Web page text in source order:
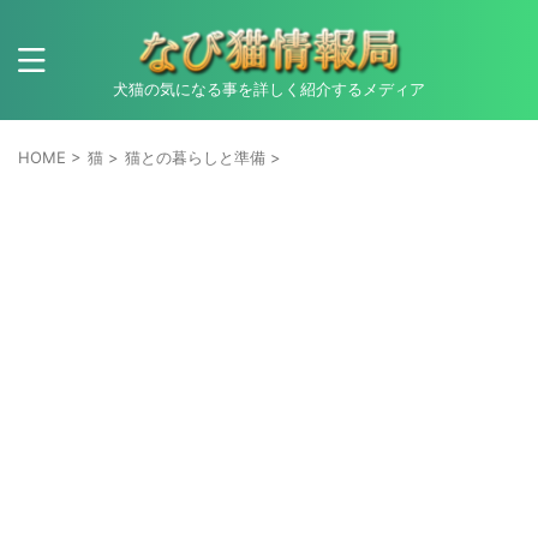
犬猫の気になる事を詳しく紹介するメディア
HOME > 猫 > 猫との暮らしと準備 >